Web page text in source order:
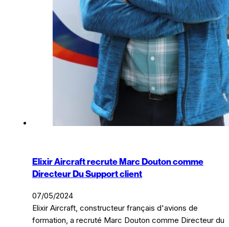
Elixir Aircraft recrute Marc Douton comme
Directeur Du Support client
07/05/2024
Elixir Aircraft, constructeur français d'avions de
formation, a recruté Marc Douton comme Directeur du